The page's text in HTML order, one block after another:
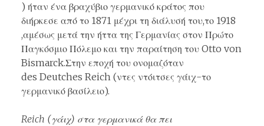
) ήταν ένα βραχύβιο γερμανικό κράτος που
διήρκεσε από το 1871 μέχρι τη διάλυσή του,το 1918
,αμέσως μετά την ήττα της Γερμανίας στον Πρώτο
Παγκόσμιο Πόλεμο και την παραίτηση του Otto von
Bismarck.Στην εποχή του ονομαζόταν
des Deutches Reich (ντες ντόιτσες γάιχ-το
γερμανικό βασίλειο).
Reich (γάιχ) στα γερμανικά θα πει